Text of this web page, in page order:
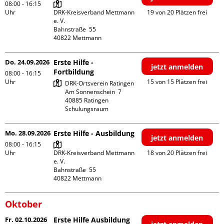
08:00 - 16:15
Uhr
DRK-Kreisverband Mettmann
e. V.
Bahnstraße  55
19 von 20 Plätzen frei
Do. 24.09.2026
08:00 - 16:15
Uhr
Erste Hilfe -
Fortbildung
DRK-Ortsverein Ratingen
Am Sonnenschein  7
40885 Ratingen
Schulungsraum
jetzt anmelden
15 von 15 Plätzen frei
Mo. 28.09.2026
08:00 - 16:15
Uhr
Erste Hilfe - Ausbildung
DRK-Kreisverband Mettmann
e. V.
Bahnstraße  55
jetzt anmelden
18 von 20 Plätzen frei
Oktober
Fr. 02.10.2026 Erste Hilfe Ausbildung